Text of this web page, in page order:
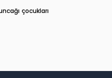
çocukları